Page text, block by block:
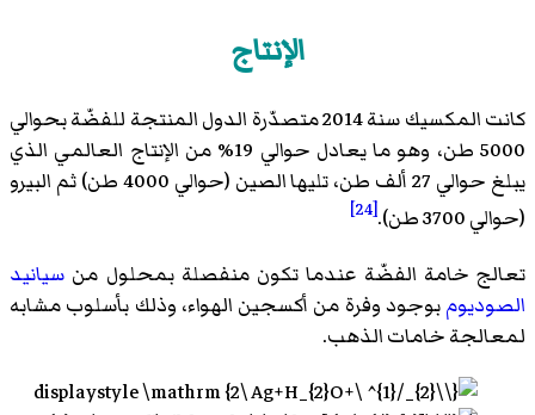
الإنتاج
كانت المكسيك سنة 2014 متصدّرة الدول المنتجة للفضّة بحوالي
5000 طن، وهو ما يعادل حوالي 19% من الإنتاج العالمي الذي
يبلغ حوالي 27 ألف طن، تليها الصين (حوالي 4000 طن) ثم البيرو
(حوالي 3700 طن).
[24]
تعالج خامة الفضّة عندما تكون منفصلة بمحلول من سيانيد
الصوديومبوجود وفرة من أكسجين الهواء، وذلك بأسلوب مشابه
لمعالجة خامات الذهب.